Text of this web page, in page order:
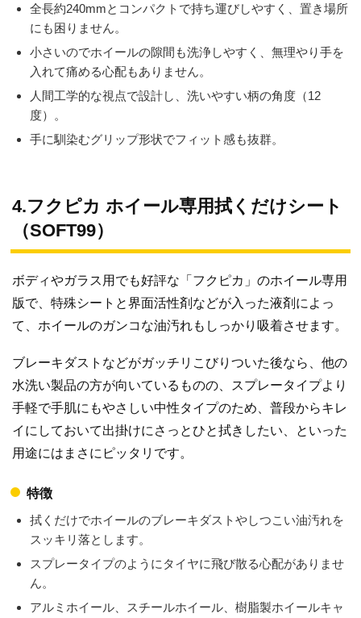
全長約240mmとコンパクトで持ち運びしやすく、置き場所
にも困りません。
小さいのでホイールの隙間も洗浄しやすく、無理やり手を
入れて痛める心配もありません。
人間工学的な視点で設計し、洗いやすい柄の角度（12
度）。
手に馴染むグリップ形状でフィット感も抜群。
4.フクピカ ホイール専用拭くだけシート
（SOFT99）
ボディやガラス用でも好評な「フクピカ」のホイール専用
版で、特殊シートと界面活性剤などが入った液剤によっ
て、ホイールのガンコな油汚れもしっかり吸着させます。
ブレーキダストなどがガッチリこびりついた後なら、他の
水洗い製品の方が向いているものの、スプレータイプより
手軽で手肌にもやさしい中性タイプのため、普段からキレ
イにしておいて出掛けにさっとひと拭きしたい、といった
用途にはまさにピッタリです。
特徴
拭くだけでホイールのブレーキダストやしつこい油汚れを
スッキリ落とします。
スプレータイプのようにタイヤに飛び散る心配がありませ
ん。
アルミホイール、スチールホイール、樹脂製ホイールキャ